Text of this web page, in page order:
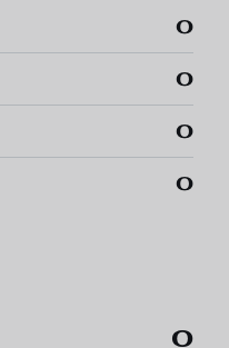
0
0
0
0
0